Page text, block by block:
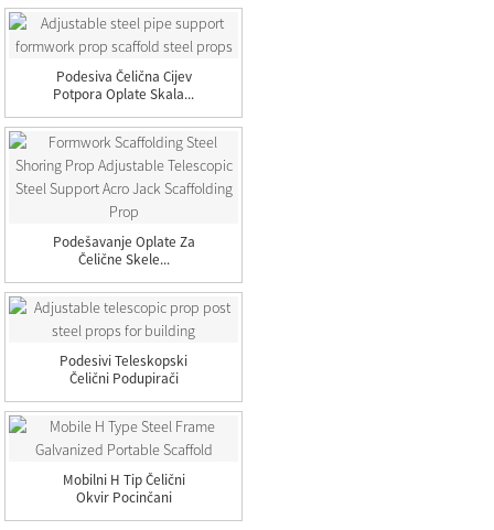
Podesiva Čelična Cijev
Potpora Oplate Skala...
Podešavanje Oplate Za
Čelične Skele...
Podesivi Teleskopski
Čelični Podupirači
Mobilni H Tip Čelični
Okvir Pocinčani